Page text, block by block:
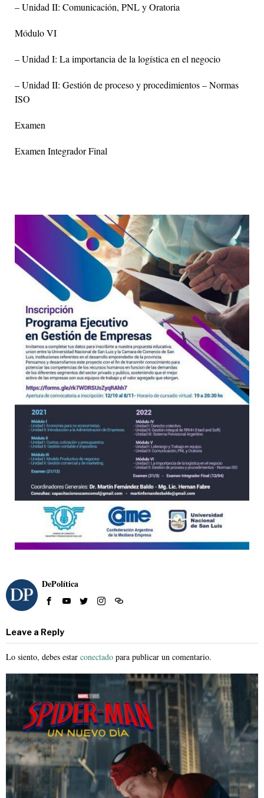
– Unidad II: Comunicación, PNL y Oratoria
Módulo VI
– Unidad I: La importancia de la logística en el negocio
– Unidad II: Gestión de proceso y procedimientos – Normas
ISO
Examen
Examen Integrador Final
DePolítica
Leave a Reply
Lo siento, debes estar conectado para publicar un comentario.